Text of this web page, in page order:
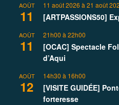
AOÛT
11
11 août 2026 à 21 août
[ARTPASSIONS50]
AOÛT
11
21h00 à 22h00
[OCAC] Spectacle
d’Aqui
AOÛT
12
14h30 à 16h00
[VISITE GUIDÉE]
forteresse